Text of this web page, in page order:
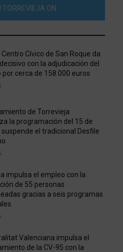
TORREVIEJA ON
Cívico de San Roque da
con la adjudicación del
por cerca de 158.000 euros
de Torrevieja
la programación del 15 de
suspende el tradicional Desfile
impulsa el empleo con la
de 55 personas
gracias a seis programas
Valenciana impulsa el
de la CV-95 con la